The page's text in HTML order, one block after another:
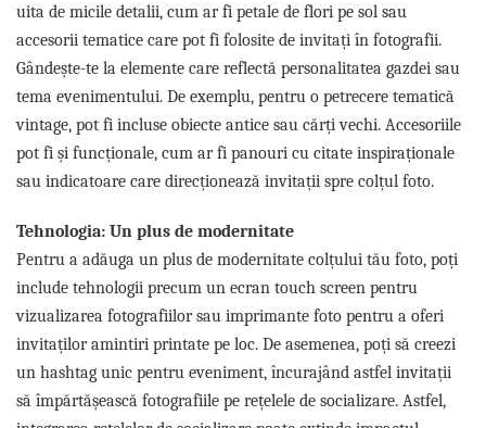
uita de micile detalii, cum ar fi petale de flori pe sol sau
accesorii tematice care pot fi folosite de invitați în fotografii.
Gândește-te la elemente care reflectă personalitatea gazdei sau
tema evenimentului. De exemplu, pentru o petrecere tematică
vintage, pot fi incluse obiecte antice sau cărți vechi. Accesoriile
pot fi și funcționale, cum ar fi panouri cu citate inspiraționale
sau indicatoare care direcționează invitații spre colțul foto.
Tehnologia: Un plus de modernitate
Pentru a adăuga un plus de modernitate colțului tău foto, poți
include tehnologii precum un ecran touch screen pentru
vizualizarea fotografiilor sau imprimante foto pentru a oferi
invitaților amintiri printate pe loc. De asemenea, poți să creezi
un hashtag unic pentru eveniment, încurajând astfel invitații
să împărtășească fotografiile pe rețelele de socializare. Astfel,